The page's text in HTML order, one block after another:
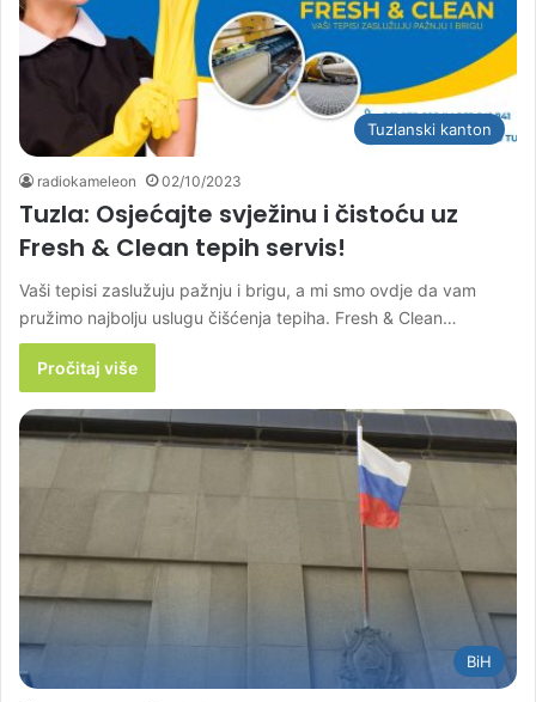
Tuzlanski kanton
radiokameleon 02/10/2023
Tuzla: Osjećajte svježinu i čistoću uz
Fresh & Clean tepih servis!
Vaši tepisi zaslužuju pažnju i brigu, a mi smo ovdje da vam
pružimo najbolju uslugu čišćenja tepiha. Fresh & Clean…
Pročitaj više
BiH